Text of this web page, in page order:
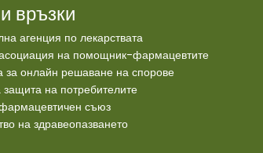
връзки
агенция по лекарствата
на помощник-фармацевтите
онлайн решаване на спорове
на потребителите
съюз
на здравеопазването